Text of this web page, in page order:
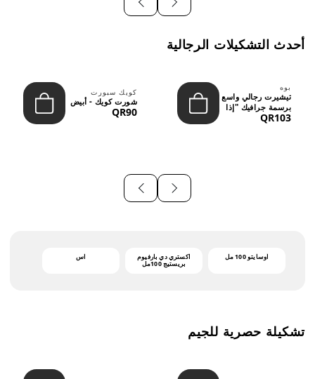
أحدث التشكيلات الرجالية
بوه
تيشيرت رجالي واسع
برسمة جرافيك "إذا
لم نُعجبك...
QR103
كويك سبورت
شورت كويك - أبيض
QR90
أوسايتو 100 مل
اكستري دي بارفيوم
بريستيج 100مل
اس
تشكيلة حصرية للجيم